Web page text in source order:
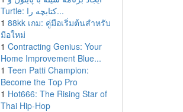
Turtle: کتابچه را...
1 88kk เกม: คู่มือเริ่มต้นสำหรับ
มือใหม่
1 Contracting Genius: Your
Home Improvement Blue...
1 Teen Patti Champion:
Become the Top Pro
1 Hot666: The Rising Star of
Thai Hip-Hop